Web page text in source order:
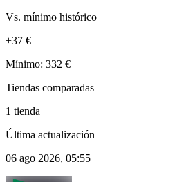
Vs. mínimo histórico
+37 €
Mínimo: 332 €
Tiendas comparadas
1 tienda
Última actualización
06 ago 2026, 05:55